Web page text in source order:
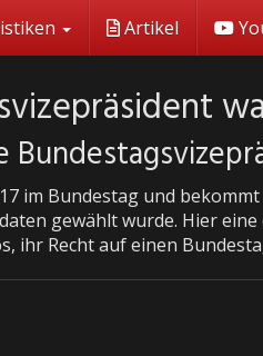
Artikel
im Bundestag und
gewählt wurde. Hier
ihr Recht auf einen